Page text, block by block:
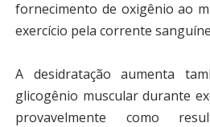
fornecimento de oxigênio ao
exercício pela corrente
A desidratação aumenta
glicogênio muscular durante
provavelmente como